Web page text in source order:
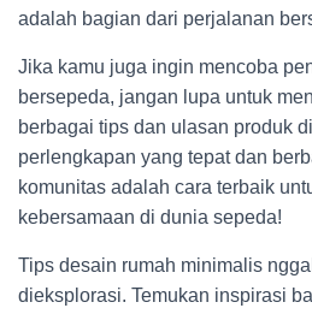
adalah bagian dari perjalanan
Jika kamu juga ingin mencoba
bersepeda, jangan lupa untuk
berbagai tips dan ulasan produk di
perlengkapan yang tepat dan
komunitas adalah cara terbaik
kebersamaan di dunia sepeda!
Tips desain rumah minimalis
dieksplorasi. Temukan inspirasi